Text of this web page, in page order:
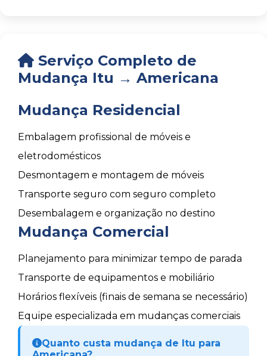
Serviço Completo de
Mudança Itu → Americana
Mudança Residencial
Embalagem profissional de móveis e
eletrodomésticos
Desmontagem e montagem de móveis
Transporte seguro com seguro completo
Desembalagem e organização no destino
Mudança Comercial
Planejamento para minimizar tempo de parada
Transporte de equipamentos e mobiliário
Horários flexíveis (finais de semana se necessário)
Equipe especializada em mudanças comerciais
Quanto custa mudança de Itu para